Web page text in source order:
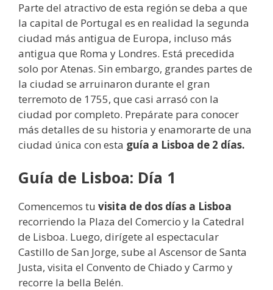
Parte del atractivo de esta región se deba a que
la capital de Portugal es en realidad la segunda
ciudad más antigua de Europa, incluso más
antigua que Roma y Londres. Está precedida
solo por Atenas. Sin embargo, grandes partes de
la ciudad se arruinaron durante el gran
terremoto de 1755, que casi arrasó con la
ciudad por completo. Prepárate para conocer
más detalles de su historia y enamorarte de una
ciudad única con esta guía a Lisboa de 2 días.
Guía de Lisboa: Día 1
Comencemos tu visita de dos días a Lisboa
recorriendo la Plaza del Comercio y la Catedral
de Lisboa. Luego, dirígete al espectacular
Castillo de San Jorge, sube al Ascensor de Santa
Justa, visita el Convento de Chiado y Carmo y
recorre la bella Belén.